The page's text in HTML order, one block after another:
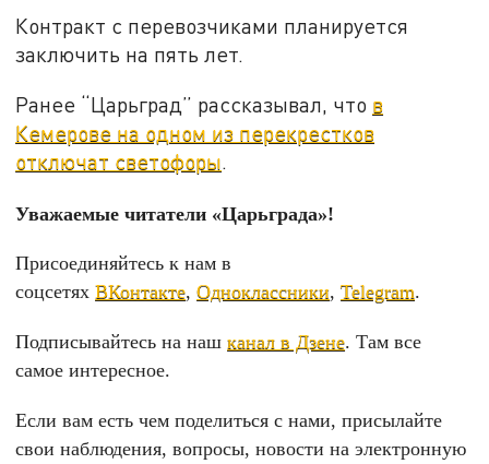
Контракт с перевозчиками планируется
заключить на пять лет.
Ранее “Царьград” рассказывал, что в
Кемерове на одном из перекрестков
отключат светофоры.
Уважаемые читатели «Царьграда»!
Присоединяйтесь к нам в
соцсетяхВКонтакте,Одноклассники,Telegram.
Подписывайтесь на нашканал в Дзене. Там все
самое интересное.
Если вам есть чем поделиться с нами, присылайте
свои наблюдения, вопросы, новости на электронную